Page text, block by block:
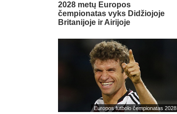
2028 metų Europos
čempionatas vyks Didžiojoje
Britanijoje ir Airijoje
Europos futbolo čempionatas 2028